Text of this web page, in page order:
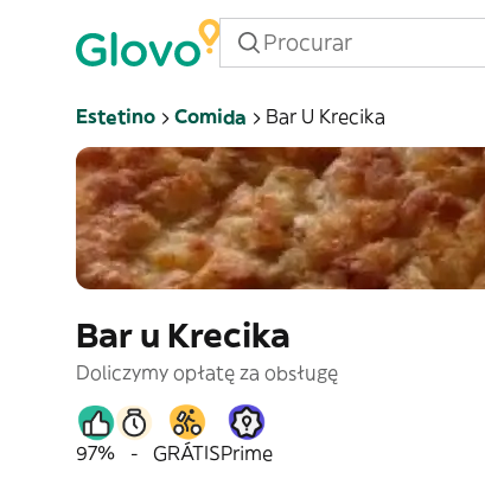
Estetino Comida Bar U Krecika
Bar u Krecika
Doliczymy opłatę za obsługę
97% - GRÁTISPrime